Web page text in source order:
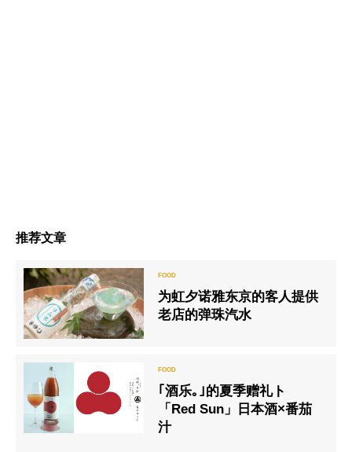
推荐文章
为虹夕诺雅东京的客人提供
老店的弹珠汽水
｢酒乐｡｣的夏季赠礼ト
「Red Sun」日本酒×番茄
汁